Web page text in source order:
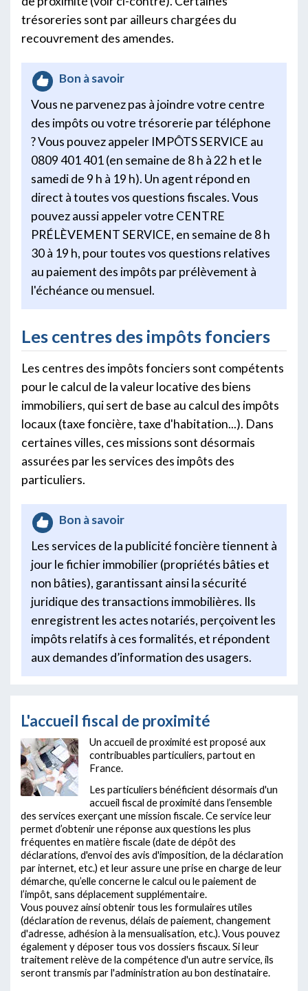
trésoreries sont par ailleurs chargées du
recouvrement des amendes.
Bon à savoir
Vous ne parvenez pas à joindre votre centre
des impôts ou votre trésorerie par téléphone
? Vous pouvez appeler IMPÔTS SERVICE au
0809 401 401 (en semaine de 8 h à 22 h et le
samedi de 9 h à 19 h). Un agent répond en
direct à toutes vos questions fiscales. Vous
pouvez aussi appeler votre CENTRE
PRÉLÈVEMENT SERVICE, en semaine de 8 h
30 à 19 h, pour toutes vos questions relatives
au paiement des impôts par prélèvement à
l'échéance ou mensuel.
Les centres des impôts fonciers
Les centres des impôts fonciers sont compétents
pour le calcul de la valeur locative des biens
immobiliers, qui sert de base au calcul des impôts
locaux (taxe foncière, taxe d'habitation...). Dans
certaines villes, ces missions sont désormais
assurées par les services des impôts des
particuliers.
Bon à savoir
Les services de la publicité foncière tiennent à
jour le fichier immobilier (propriétés bâties et
non bâties), garantissant ainsi la sécurité
juridique des transactions immobilières. Ils
enregistrent les actes notariés, perçoivent les
impôts relatifs à ces formalités, et répondent
aux demandes d’information des usagers.
L'accueil fiscal de proximité
Un accueil de proximité est proposé aux
contribuables particuliers, partout en
France.
Les particuliers bénéficient désormais d'un
accueil fiscal de proximité dans l’ensemble
des services exerçant une mission fiscale. Ce service leur
permet d’obtenir une réponse aux questions les plus
fréquentes en matière fiscale (date de dépôt des
déclarations, d'envoi des avis d'imposition, de la déclaration
par internet, etc.) et leur assure une prise en charge de leur
démarche, qu’elle concerne le calcul ou le paiement de
l’impôt, sans déplacement supplémentaire.
Vous pouvez ainsi obtenir tous les formulaires utiles
(déclaration de revenus, délais de paiement, changement
d'adresse, adhésion à la mensualisation, etc.). Vous pouvez
également y déposer tous vos dossiers fiscaux. Si leur
traitement relève de la compétence d'un autre service, ils
seront transmis par l'administration au bon destinataire.